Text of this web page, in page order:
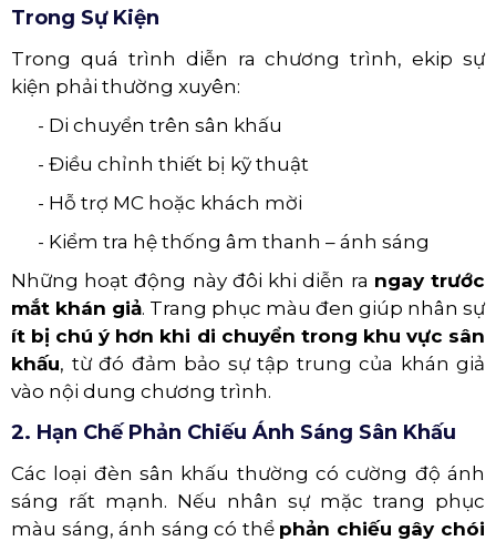
Trong Sự Kiện
Trong quá trình diễn ra chương trình, ekip sự
kiện phải thường xuyên:
- Di chuyển trên sân khấu
- Điều chỉnh thiết bị kỹ thuật
- Hỗ trợ MC hoặc khách mời
- Kiểm tra hệ thống âm thanh – ánh sáng
Những hoạt động này đôi khi diễn ra ngay trước
mắt khán giả. Trang phục màu đen giúp nhân sự
ít bị chú ý hơn khi di chuyển trong khu vực sân
khấu, từ đó đảm bảo sự tập trung của khán giả
vào nội dung chương trình.
2. Hạn Chế Phản Chiếu Ánh Sáng Sân Khấu
Các loại đèn sân khấu thường có cường độ ánh
sáng rất mạnh. Nếu nhân sự mặc trang phục
màu sáng, ánh sáng có thể phản chiếu gây chói